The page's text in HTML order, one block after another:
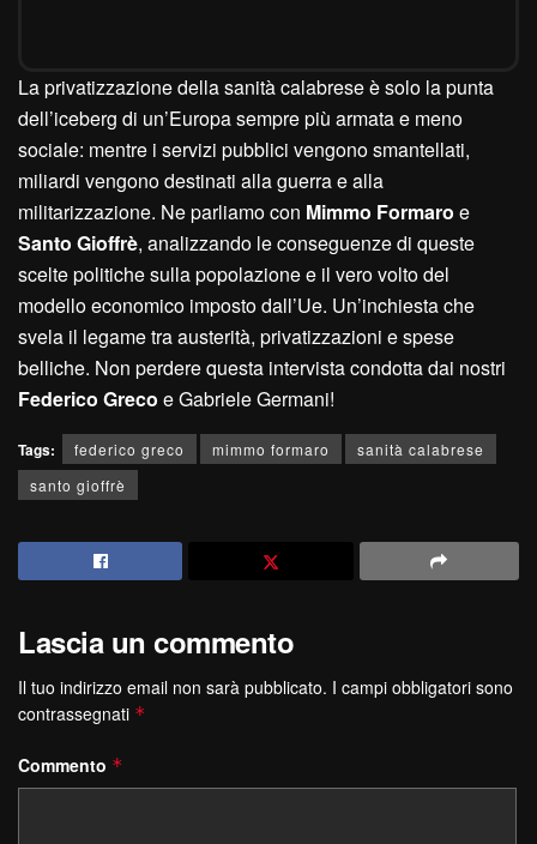
La privatizzazione della sanità calabrese è solo la punta
dell’iceberg di un’Europa sempre più armata e meno
sociale: mentre i servizi pubblici vengono smantellati,
miliardi vengono destinati alla guerra e alla
militarizzazione. Ne parliamo con Mimmo Formaro e
Santo Gioffrè, analizzando le conseguenze di queste
scelte politiche sulla popolazione e il vero volto del
modello economico imposto dall’Ue. Un’inchiesta che
svela il legame tra austerità, privatizzazioni e spese
belliche. Non perdere questa intervista condotta dai nostri
Federico Greco e Gabriele Germani!
Tags: federico greco mimmo formaro
sanità calabrese
santo gioffrè
Lascia un commento
Il tuo indirizzo email non sarà pubblicato. I campi obbligatori sono
contrassegnati *
Commento *